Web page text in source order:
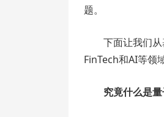
题。
下面让我们
FinTech和AI等领
究竟什么是